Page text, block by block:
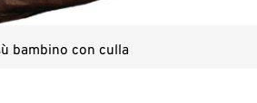
bambino con culla